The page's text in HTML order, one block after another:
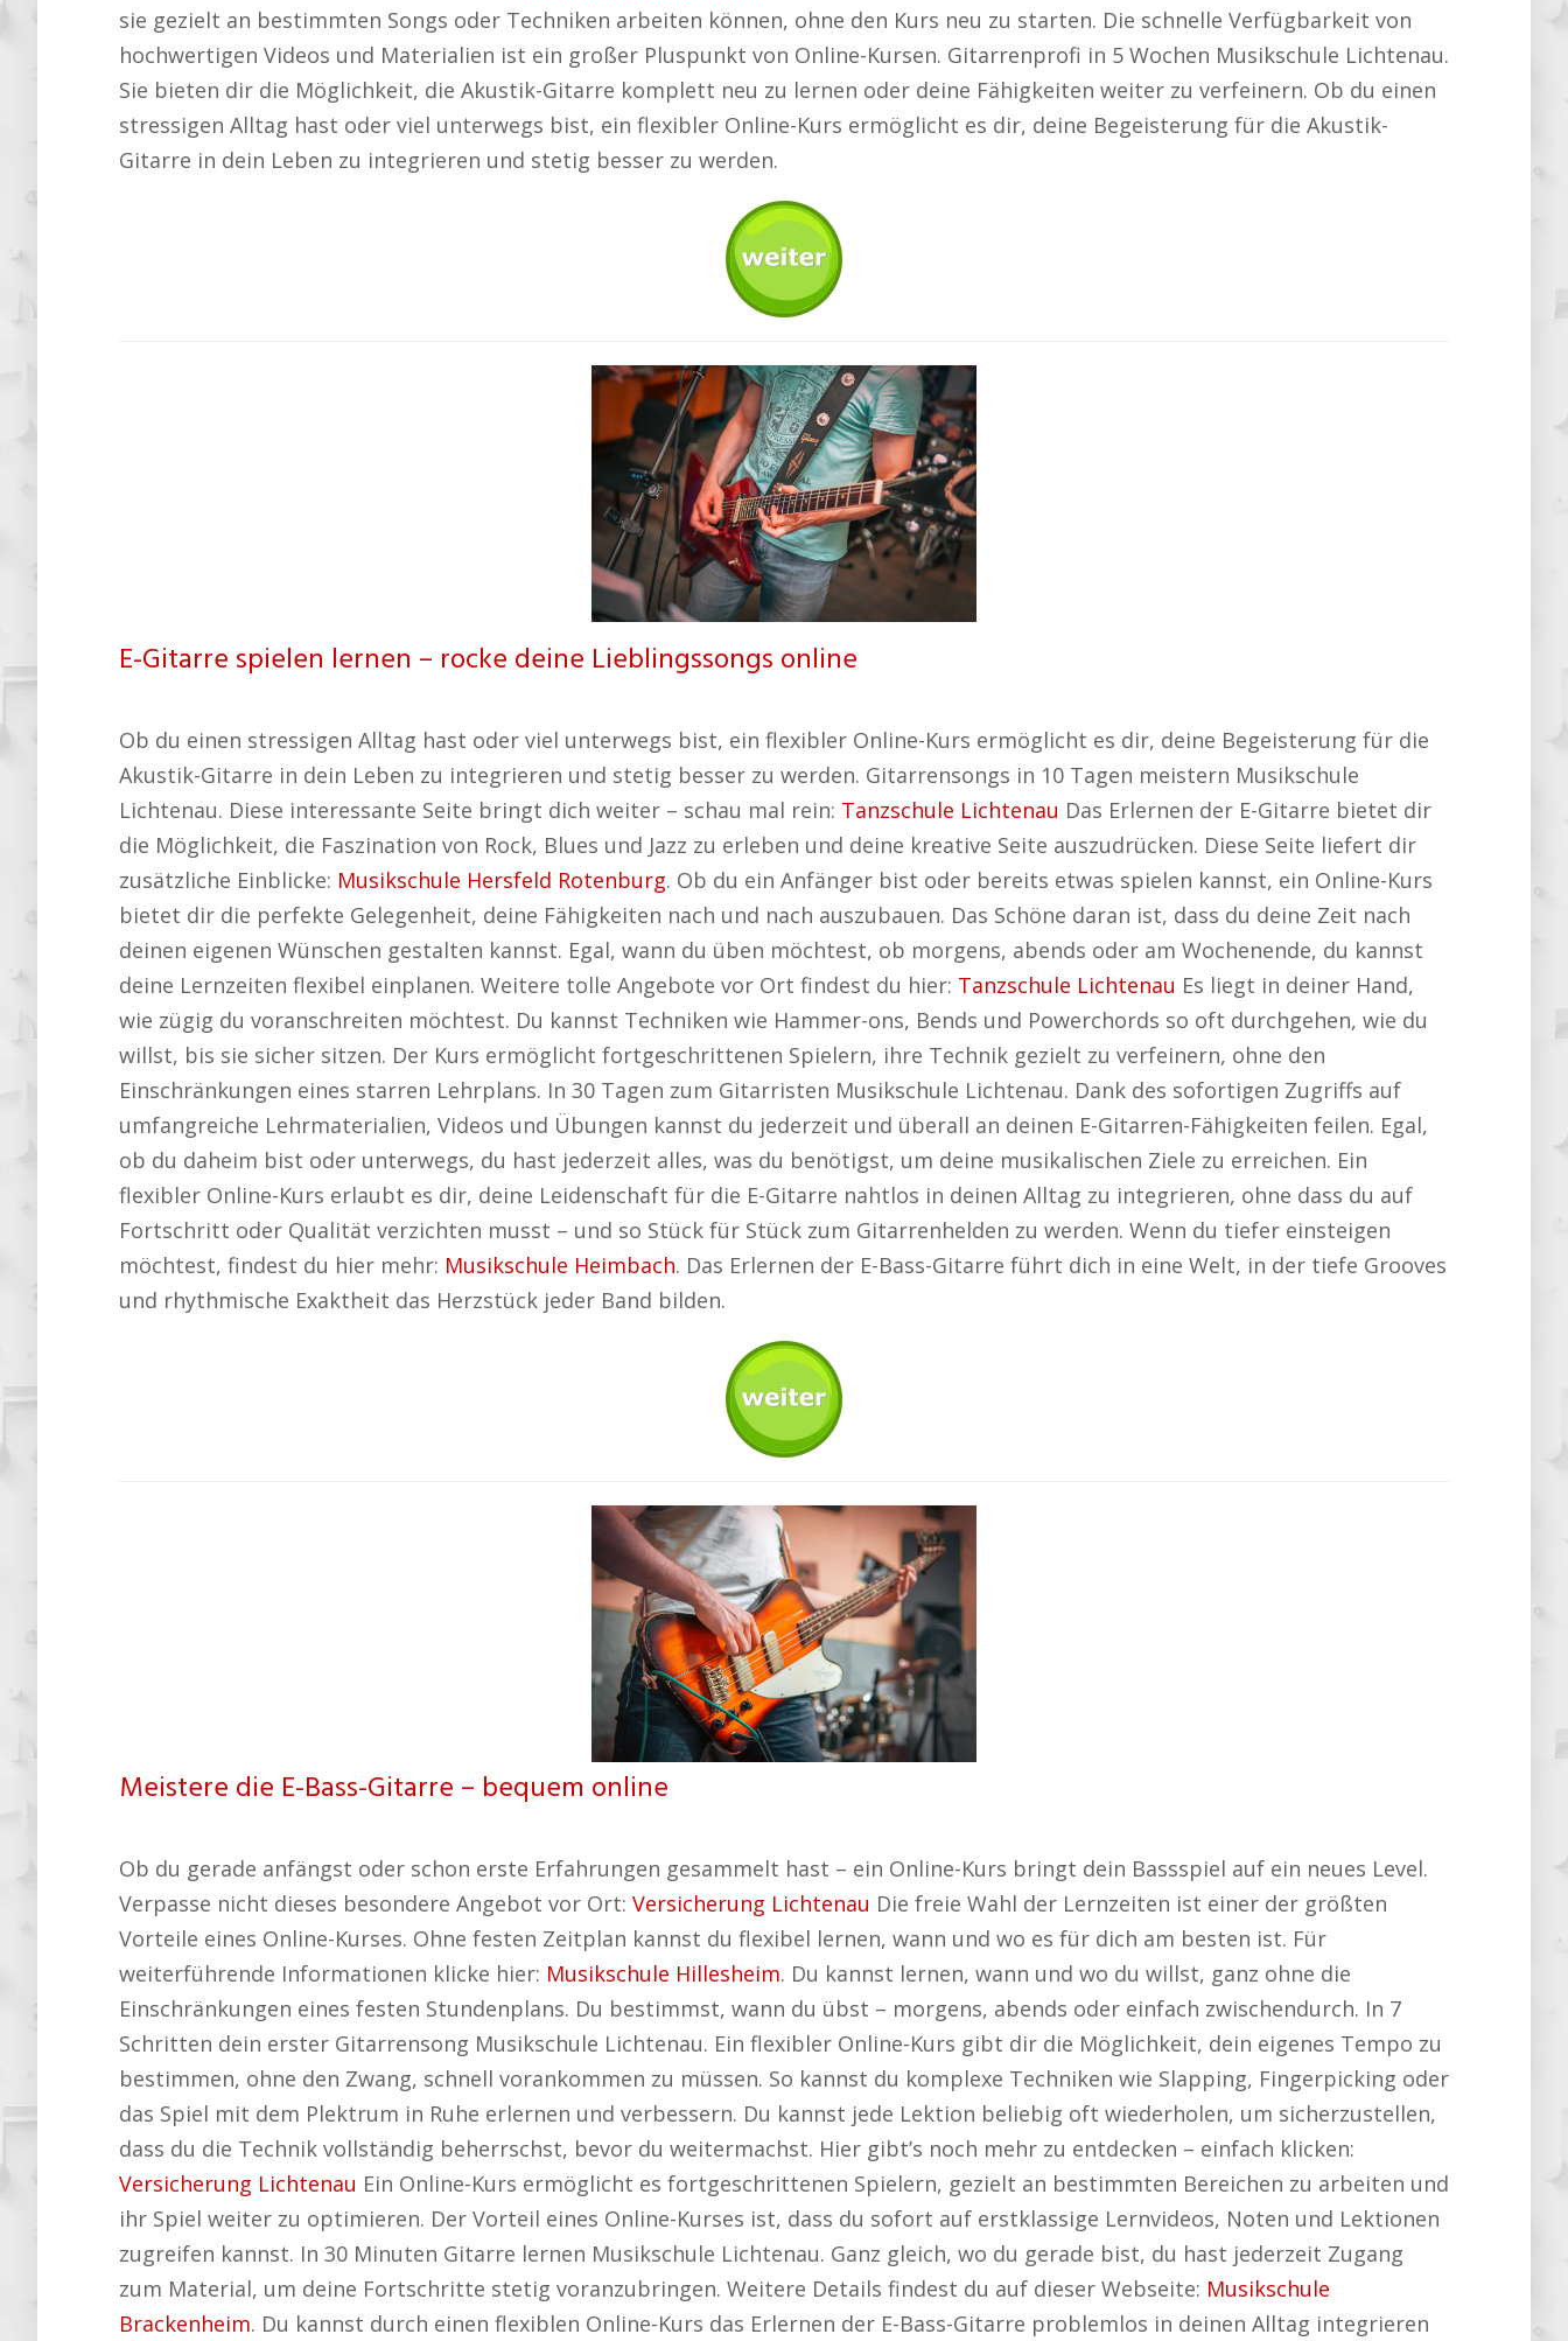
sie gezielt an bestimmten Songs oder Techniken arbeiten können, ohne den Kurs neu zu starten. Die schnelle Verfügbarkeit von
hochwertigen Videos und Materialien ist ein großer Pluspunkt von Online-Kursen. Gitarrenprofi in 5 Wochen Musikschule Lichtenau.
Sie bieten dir die Möglichkeit, die Akustik-Gitarre komplett neu zu lernen oder deine Fähigkeiten weiter zu verfeinern. Ob du einen
stressigen Alltag hast oder viel unterwegs bist, ein flexibler Online-Kurs ermöglicht es dir, deine Begeisterung für die Akustik-
Gitarre in dein Leben zu integrieren und stetig besser zu werden.
E-Gitarre spielen lernen – rocke deine Lieblingssongs online
Ob du einen stressigen Alltag hast oder viel unterwegs bist, ein flexibler Online-Kurs ermöglicht es dir, deine Begeisterung für die
Akustik-Gitarre in dein Leben zu integrieren und stetig besser zu werden. Gitarrensongs in 10 Tagen meistern Musikschule
Lichtenau. Diese interessante Seite bringt dich weiter – schau mal rein: Tanzschule Lichtenau Das Erlernen der E-Gitarre bietet dir
die Möglichkeit, die Faszination von Rock, Blues und Jazz zu erleben und deine kreative Seite auszudrücken. Diese Seite liefert dir
zusätzliche Einblicke: Musikschule Hersfeld Rotenburg. Ob du ein Anfänger bist oder bereits etwas spielen kannst, ein Online-Kurs
bietet dir die perfekte Gelegenheit, deine Fähigkeiten nach und nach auszubauen. Das Schöne daran ist, dass du deine Zeit nach
deinen eigenen Wünschen gestalten kannst. Egal, wann du üben möchtest, ob morgens, abends oder am Wochenende, du kannst
deine Lernzeiten flexibel einplanen. Weitere tolle Angebote vor Ort findest du hier: Tanzschule Lichtenau Es liegt in deiner Hand,
wie zügig du voranschreiten möchtest. Du kannst Techniken wie Hammer-ons, Bends und Powerchords so oft durchgehen, wie du
willst, bis sie sicher sitzen. Der Kurs ermöglicht fortgeschrittenen Spielern, ihre Technik gezielt zu verfeinern, ohne den
Einschränkungen eines starren Lehrplans. In 30 Tagen zum Gitarristen Musikschule Lichtenau. Dank des sofortigen Zugriffs auf
umfangreiche Lehrmaterialien, Videos und Übungen kannst du jederzeit und überall an deinen E-Gitarren-Fähigkeiten feilen. Egal,
ob du daheim bist oder unterwegs, du hast jederzeit alles, was du benötigst, um deine musikalischen Ziele zu erreichen. Ein
flexibler Online-Kurs erlaubt es dir, deine Leidenschaft für die E-Gitarre nahtlos in deinen Alltag zu integrieren, ohne dass du auf
Fortschritt oder Qualität verzichten musst – und so Stück für Stück zum Gitarrenhelden zu werden. Wenn du tiefer einsteigen
möchtest, findest du hier mehr: Musikschule Heimbach. Das Erlernen der E-Bass-Gitarre führt dich in eine Welt, in der tiefe Grooves
und rhythmische Exaktheit das Herzstück jeder Band bilden.
Meistere die E-Bass-Gitarre – bequem online
Ob du gerade anfängst oder schon erste Erfahrungen gesammelt hast – ein Online-Kurs bringt dein Bassspiel auf ein neues Level.
Verpasse nicht dieses besondere Angebot vor Ort: Versicherung Lichtenau Die freie Wahl der Lernzeiten ist einer der größten
Vorteile eines Online-Kurses. Ohne festen Zeitplan kannst du flexibel lernen, wann und wo es für dich am besten ist. Für
weiterführende Informationen klicke hier: Musikschule Hillesheim. Du kannst lernen, wann und wo du willst, ganz ohne die
Einschränkungen eines festen Stundenplans. Du bestimmst, wann du übst – morgens, abends oder einfach zwischendurch. In 7
Schritten dein erster Gitarrensong Musikschule Lichtenau. Ein flexibler Online-Kurs gibt dir die Möglichkeit, dein eigenes Tempo zu
bestimmen, ohne den Zwang, schnell vorankommen zu müssen. So kannst du komplexe Techniken wie Slapping, Fingerpicking oder
das Spiel mit dem Plektrum in Ruhe erlernen und verbessern. Du kannst jede Lektion beliebig oft wiederholen, um sicherzustellen,
dass du die Technik vollständig beherrschst, bevor du weitermachst. Hier gibt’s noch mehr zu entdecken – einfach klicken:
Versicherung Lichtenau Ein Online-Kurs ermöglicht es fortgeschrittenen Spielern, gezielt an bestimmten Bereichen zu arbeiten und
ihr Spiel weiter zu optimieren. Der Vorteil eines Online-Kurses ist, dass du sofort auf erstklassige Lernvideos, Noten und Lektionen
zugreifen kannst. In 30 Minuten Gitarre lernen Musikschule Lichtenau. Ganz gleich, wo du gerade bist, du hast jederzeit Zugang
zum Material, um deine Fortschritte stetig voranzubringen. Weitere Details findest du auf dieser Webseite: Musikschule
Brackenheim. Du kannst durch einen flexiblen Online-Kurs das Erlernen der E-Bass-Gitarre problemlos in deinen Alltag integrieren